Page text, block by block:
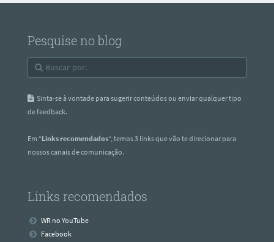
Pesquise no blog
Sinta-se à vontade para sugerir conteúdos ou enviar qualquer tipo
de feedback.
Em “Links recomendados“, temos 3 links que vão te direcionar para
nossos canais de comunicação.
Links recomendados
WR no YouTube
Facebook